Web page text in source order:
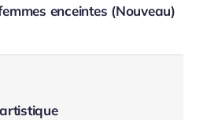
enceintes (Nouveau)